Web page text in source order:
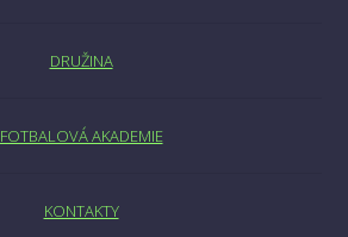
DRUŽINA
FOTBALOVÁ AKADEMIE
KONTAKTY